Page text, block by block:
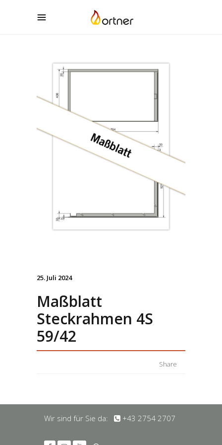
25. Juli 2024
Maßblatt
Steckrahmen 4S
59/42
Share
Wir sind für Sie da: +43 2754 2707